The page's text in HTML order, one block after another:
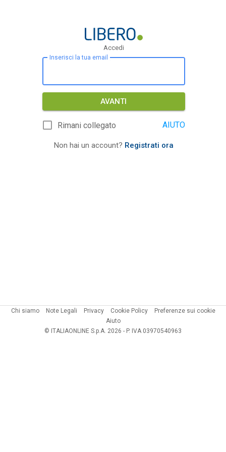
Accedi
Inserisci la tua email
AVANTI
Rimani collegato AIUTO
Non hai un account? Registrati ora
Chi siamo Note Legali Privacy Cookie Policy
Preferenze sui cookie
Aiuto
© ITALIAONLINE S.p.A. 2026 - P. IVA 03970540963